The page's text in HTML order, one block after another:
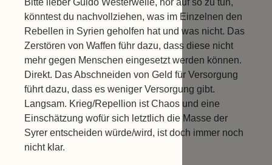
Bitte lieber Guido Westerwelle, hör auf so zu tun,
könntest du nachvollziehen, was im Einzelnen den
Rebellen in Syrien geholfen hat und was nicht. Das
Zerstören von Waffen führ dazu, dass diese nicht
mehr gegen Menschen eingesetzt werden können.
Direkt. Das Abschneiden von Geld für Versorgung
führt dazu, dass es weniger Versorgung gibt.
Langsam. Krieg/Repellion ist Chaos und eine
Einschätzung wofür sich letztlich die Masse der
Syrer entscheiden würde/wird, ist doch immer noch
nicht klar.